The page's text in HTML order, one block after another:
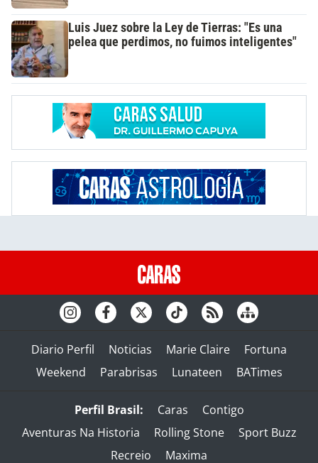
Luis Juez sobre la Ley de Tierras: "Es una
pelea que perdimos, no fuimos inteligentes"
Diario Perfil Noticias Marie Claire
Fortuna
Weekend
Parabrisas Lunateen BATimes
Perfil Brasil: Caras
Contigo
Aventuras Na Historia
Rolling Stone
Sport Buzz
Recreio
Maxima